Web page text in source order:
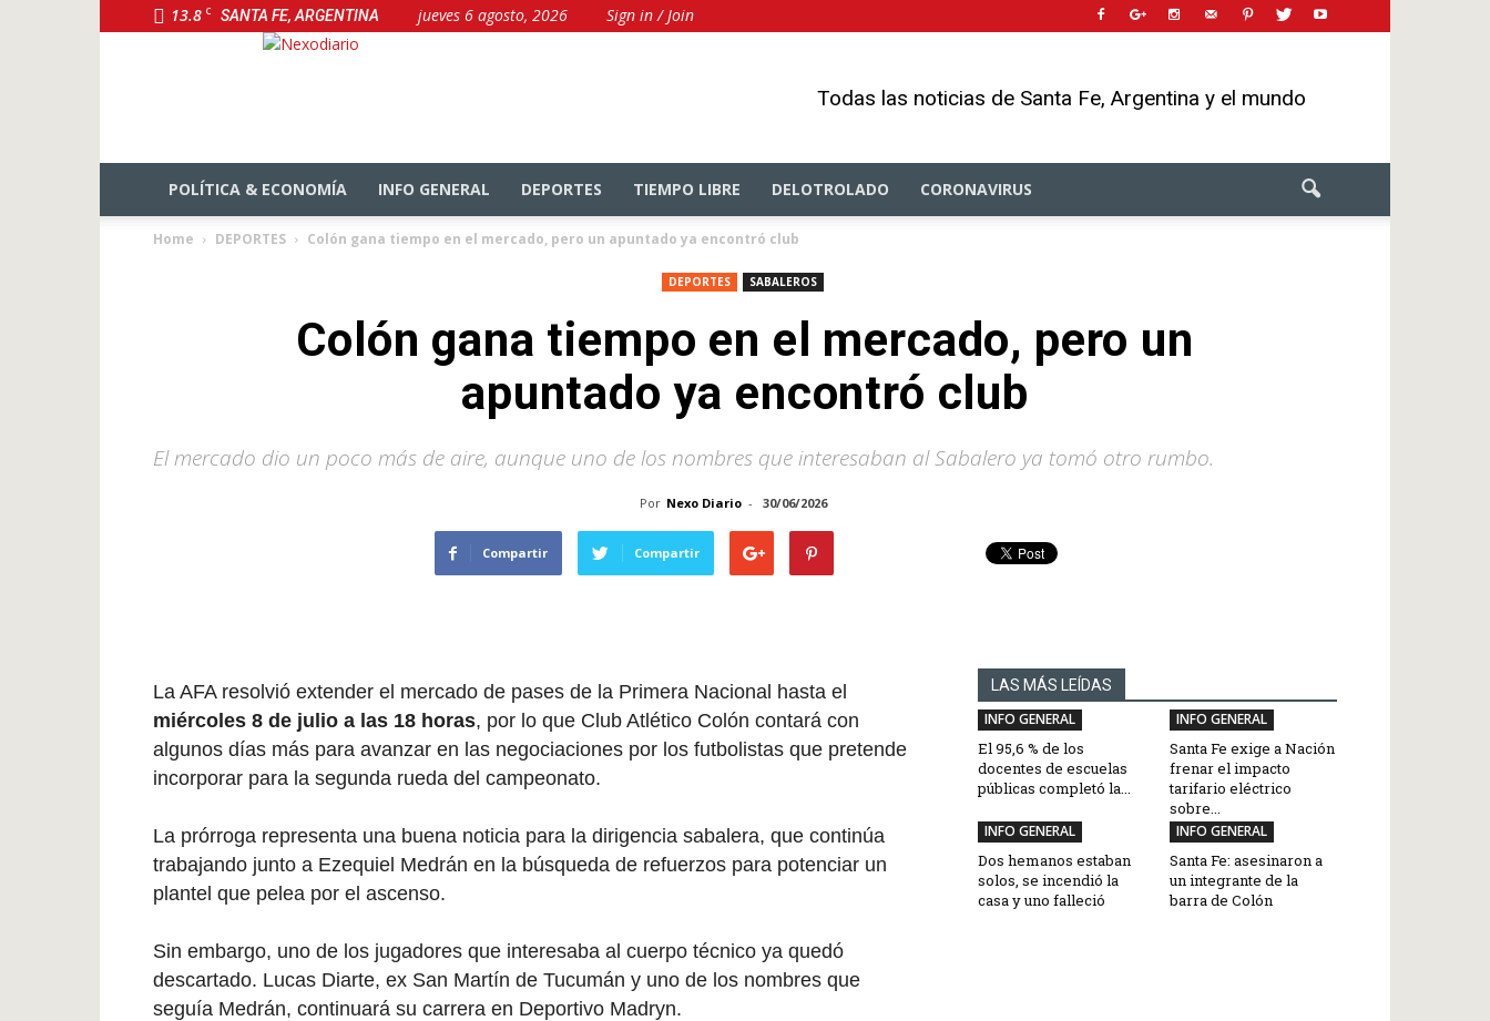
13.8 C SANTA FE, ARGENTINA jueves 6 agosto, 2026
Sign in / Join
Todas las noticias de Santa Fe, Argentina y el mundo
POLÍTICA & ECONOMÍA INFO GENERAL DEPORTES TIEMPO LIBRE DELOTROLADO CORONAVIRUS
Home DEPORTES Colón gana tiempo en el mercado, pero un apuntado ya encontró club
DEPORTES SABALEROS
Colón gana tiempo en el mercado, pero un
apuntado ya encontró club
El mercado dio un poco más de aire, aunque uno de los nombres que interesaban al Sabalero ya tomó otro rumbo.
Por Nexo Diario - 30/06/2026
Compartir Compartir
La AFA resolvió extender el mercado de pases de la Primera Nacional hasta el
miércoles 8 de julio a las 18 horas, por lo que Club Atlético Colón contará con
algunos días más para avanzar en las negociaciones por los futbolistas que pretende
incorporar para la segunda rueda del campeonato.
La prórroga representa una buena noticia para la dirigencia sabalera, que continúa
trabajando junto a Ezequiel Medrán en la búsqueda de refuerzos para potenciar un
plantel que pelea por el ascenso.
Sin embargo, uno de los jugadores que interesaba al cuerpo técnico ya quedó
descartado. Lucas Diarte, ex San Martín de Tucumán y uno de los nombres que
seguía Medrán, continuará su carrera en Deportivo Madryn.
LAS MÁS LEÍDAS
INFO GENERAL
El 95,6 % de los
docentes de escuelas
públicas completó la...
INFO GENERAL
Santa Fe exige a Nación
frenar el impacto
tarifario eléctrico
sobre...
INFO GENERAL
Dos hemanos estaban
solos, se incendió la
casa y uno falleció
INFO GENERAL
Santa Fe: asesinaron a
un integrante de la
barra de Colón